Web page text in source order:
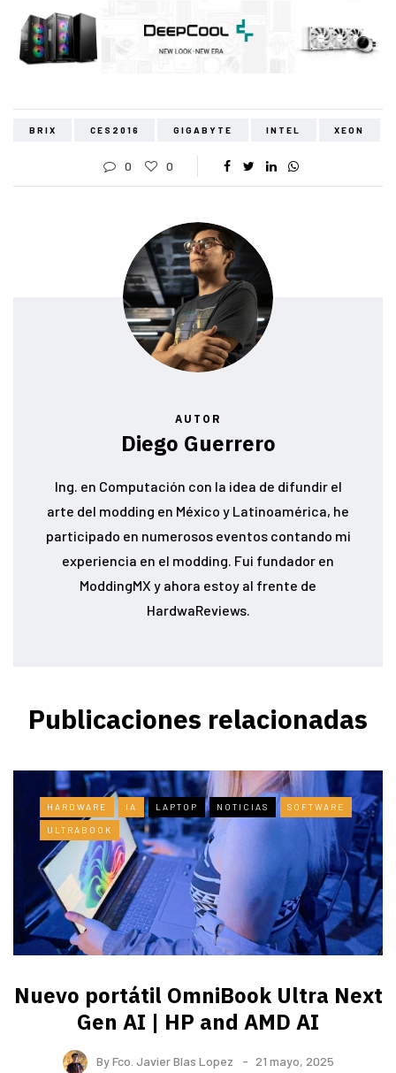
BRIX CES2016 GIGABYTE INTEL XEON
0 0
AUTOR
Diego Guerrero
Ing. en Computación con la idea de difundir el
arte del modding en México y Latinoamérica, he
participado en numerosos eventos contando mi
experiencia en el modding. Fui fundador en
ModdingMX y ahora estoy al frente de
HardwaReviews.
Publicaciones relacionadas
HARDWARE IA LAPTOP NOTICIAS SOFTWARE
ULTRABOOK
Nuevo portátil OmniBook Ultra ​Next
Gen AI | HP and AMD AI
ByFco. Javier Blas Lopez 21 mayo, 2025